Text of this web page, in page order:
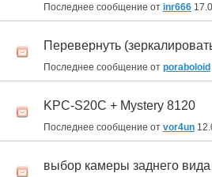
Последнее сообщение от inr666
Перевернуть
Последнее сообщение от poraboloid
KPC-S20C + Mystery 8120
Последнее сообщение от vor4un
выбор камеры заднего вида